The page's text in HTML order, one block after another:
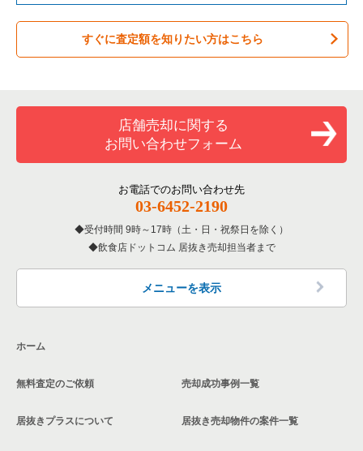
バーの居抜き売却物件の案件一覧
居酒屋・ダイニングバーの居抜き売却物件の案件一覧
洋食の居抜き売却物件の案件一覧
その他の居抜き売却物件の案件一覧
台東区の飲食店の居抜き売却物件の案件一覧
練馬区の飲食店の居抜き売却物件の案件一覧
北区の飲食店の居抜き売却物件の案件一覧
江戸川区の飲食店の居抜き売却物件の案件一覧
墨田区の飲食店の居抜き売却物件の案件一覧
品川区の飲食店の居抜き売却物件の案件一覧
中野区の飲食店の居抜き売却物件の案件一覧
東京23区のテイクアウトの居抜き売却物件の案件一覧
東京23区のお弁当・惣菜・デリの居抜き売却物件の案件一覧
東京23区のバーの居抜き売却物件の案件一覧
東京23区の居酒屋・ダイニングバーの居抜き売却物件の案件一
東京23区の専門料理の居抜き売却物件の案件一覧
東京23区の和食の居抜き売却物件の案件一覧
東京23区の洋食の居抜き売却物件の案件一覧
小岩駅の居酒屋・ダイニングバーの居抜き売却物件の案件一覧
小岩駅の和食の居抜き売却物件の案件一覧
すぐに査定額を知りたい方はこちら
店舗売却に関する
お問い合わせフォーム
お電話でのお問い合わせ先
03-6452-2190
受付時間 9時～17時（土・日・祝祭日を除く）
飲食店ドットコム 居抜き売却担当者まで
メニューを表示
ホーム
無料査定のご依頼
居抜きプラスについて
売却成功事例一覧
居抜き売却物件の案件一覧